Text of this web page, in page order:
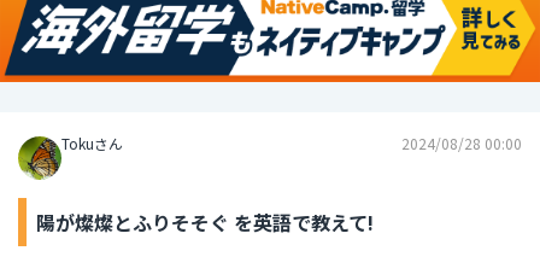
Tokuさん 2024/08/28 00:00
陽が燦燦とふりそそぐ を英語で教えて!